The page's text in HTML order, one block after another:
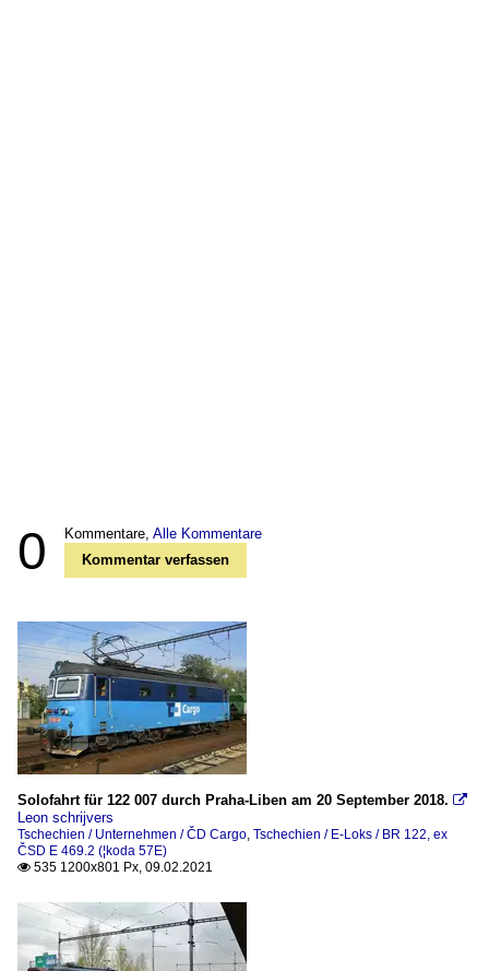
0 Kommentare, Alle Kommentare
Kommentar verfassen
Solofahrt für 122 007 durch Praha-Liben am 20 September 2018. 
Leon schrijvers
Tschechien / Unternehmen / ČD Cargo, Tschechien / E-Loks / BR 122, ex
ČSD E 469.2 (¦koda 57E)
 535 1200x801 Px, 09.02.2021